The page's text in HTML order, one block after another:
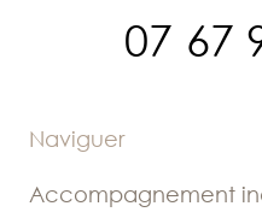
07 67
Naviguer
Accompagnement